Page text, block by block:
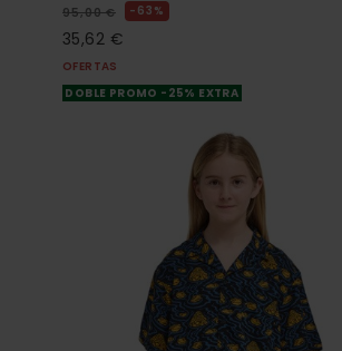
95,00 € 63%
35,62 €
OFERTAS
DOBLE PROMO -25% EXTRA